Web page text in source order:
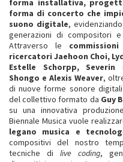
forma installativa,
forma di concerto che
suono digitale,
generazioni di compositori
Attraverso le
ricercatori Jaehoon Choi,
Estelle Schorpp, Severin
Shongo e Alexis Weaver,
di nuove forme sonore digitali
del collettivo formato da Guy
su una innovativa
Biennale Musica vuole
legano musica e
compositivi del nostro
tecniche di live coding,